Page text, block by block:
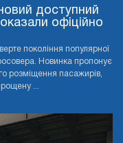
доступний
офіційно
покоління популярної
Новинка пропонує
розміщення пасажирів,
...